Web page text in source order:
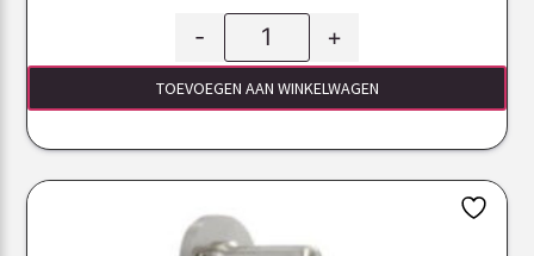
- +
TOEVOEGEN AAN WINKELWAGEN